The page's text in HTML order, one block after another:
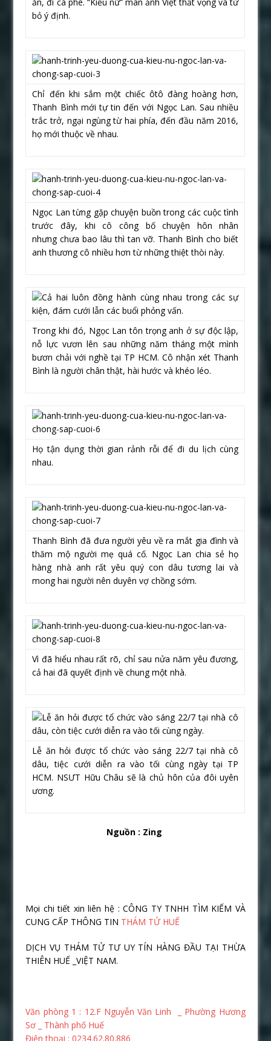
bỏ ý định.
Chỉ đến khi sắm một chiếc ôtô đàng hoàng hơn,
Thanh Bình mới tự tin đến với Ngọc Lan. Sau nhiều
trắc trở, ngại ngùng từ hai phía, đến đầu năm 2016,
họ mới thuộc về nhau.
Ngọc Lan từng gặp chuyện buồn trong các cuộc tình
trước đây, khi cô công bố chuyện hôn nhân
nhưng chưa bao lâu thì tan vỡ. Thanh Bình cho biết
anh thương cô nhiều hơn từ những thiệt thòi này.
Trong khi đó, Ngọc Lan tôn trọng anh ở sự độc lập,
nỗ lực vươn lên sau những năm tháng một mình
bươn chải với nghề tại TP HCM. Cô nhận xét Thanh
Bình là người chân thật, hài hước và khéo léo.
Họ tận dụng thời gian rảnh rỗi để đi du lịch cùng
nhau.
Thanh Bình đã đưa người yêu về ra mắt gia đình và
thăm mộ người mẹ quá cố. Ngọc Lan chia sẻ họ
hàng nhà anh rất yêu quý con dâu tương lai và
mong hai người nên duyên vợ chồng sớm.
Vì đã hiểu nhau rất rõ, chỉ sau nửa năm yêu đương,
cả hai đã quyết định về chung một nhà.
Lễ ăn hỏi được tổ chức vào sáng 22/7 tại nhà cô
dâu, tiệc cưới diễn ra vào tối cùng ngày tại TP
HCM. NSƯT Hữu Châu sẽ là chủ hôn của đôi uyên
ương.
Nguồn : Zing
Mọi chi tiết xin liên hệ : CÔNG TY TNHH TÌM KIẾM VÀ
CUNG CẤP THÔNG TIN THÁM TỬ HUẾ
DỊCH VỤ THÁM TỬ TƯ UY TÍN HÀNG ĐẦU TẠI THỪA
THIÊN HUẾ _VIỆT NAM.
Văn phòng 1 : 12.F Nguyễn Văn Linh _ Phường Hương
Sơ _ Thành phố Huế
Điện thoại : 0234.62.80.886